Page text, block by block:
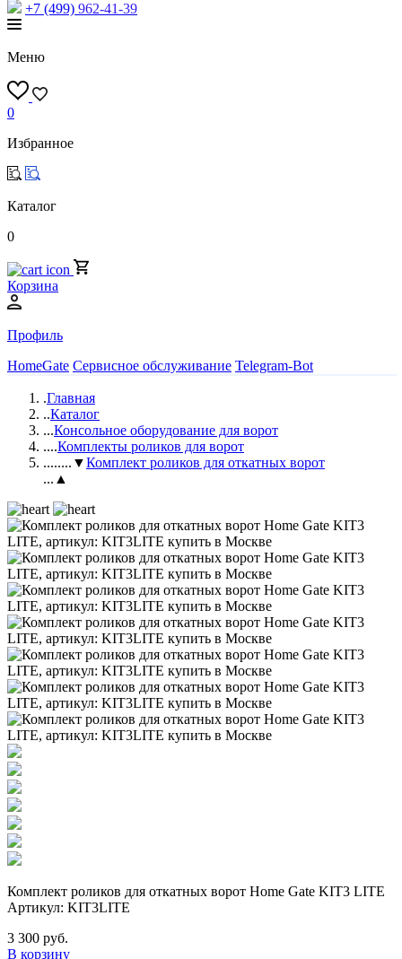
+7 (499) 962-41-39
Меню
0
Избранное
Каталог
0
Корзина
Профиль
HomeGate Сервисное обслуживание Telegram-Bot
.Главная
..Каталог
...Консольное оборудование для ворот
....Комплекты роликов для ворот
........▼Комплект роликов для откатных ворот
...▲
Комплект роликов для откатных ворот Home Gate KIT3 LITE
Артикул: KIT3LITE
3 300 руб.
В корзину